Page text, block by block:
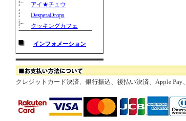
アイ★チュウ
DesperaDrops
クッキングカフェ
インフォメーション
クレジットカード決済、銀行振込、後払い決済、Apple